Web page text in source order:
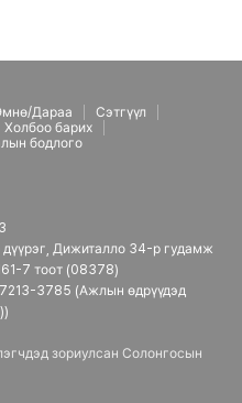
Дараа
Сэтгүүл
Холбоо барих
бодлого
дүүрэг, Дижиталло 34-р гудамж
7 тоот (08378)
3785 (Ажлын өдрүүдэд
зориулсан Солонгосын